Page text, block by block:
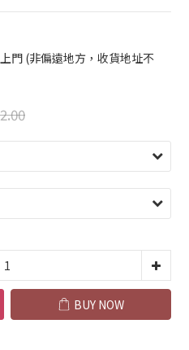
門 (非偏遠地方，收貨地址不
BUY NOW